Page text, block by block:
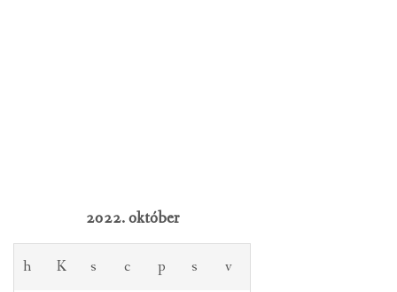
2022. október
h K s c p s v